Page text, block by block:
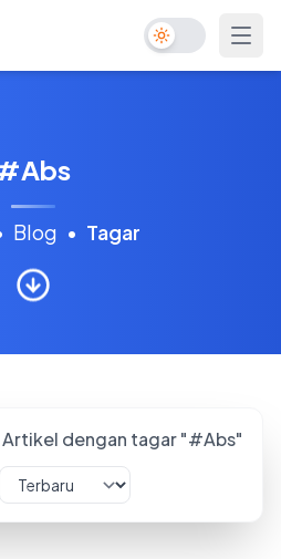
Toggle Dark
Abs
Blog • Tagar
Artikel dengan tagar "#Abs"